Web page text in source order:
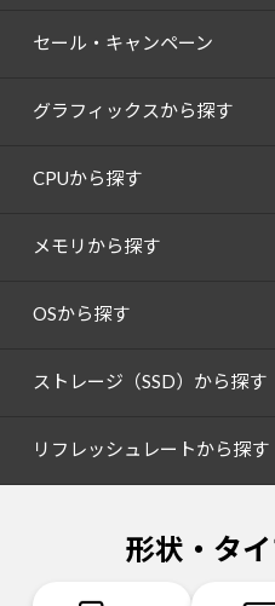
セール・キャンペーン
グラフィックスから探す
CPUから探す
メモリから探す
OSから探す
ストレージ（SSD）から探す
リフレッシュレートから探す
形状・タ